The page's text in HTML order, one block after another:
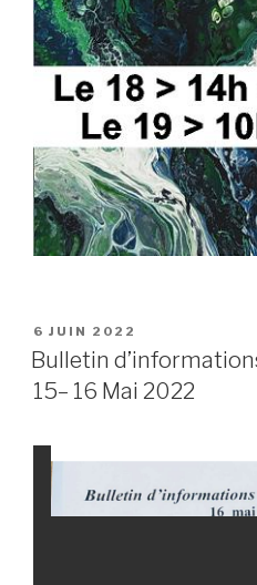
PUBLIÉ
LE
6 JUIN 2022
Bulletin
15– 16 Mai 2022